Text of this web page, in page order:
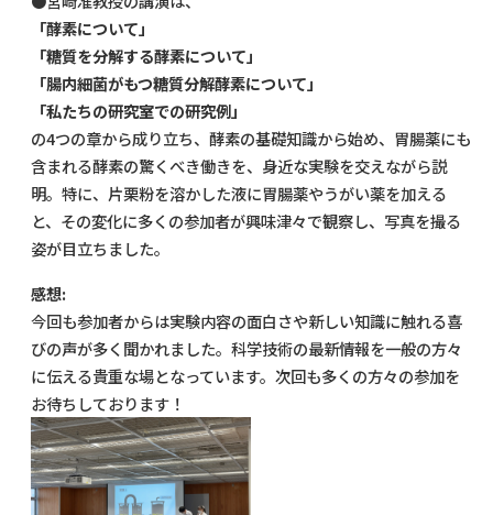
「酵素について」
「糖質を分解する酵素について」
「腸内細菌がもつ糖質分解酵素について」
「私たちの研究室での研究例」
の4つの章から成り立ち、酵素の基礎知識から始め、胃腸薬にも
含まれる酵素の驚くべき働きを、身近な実験を交えながら説
明。特に、片栗粉を溶かした液に胃腸薬やうがい薬を加える
と、その変化に多くの参加者が興味津々で観察し、写真を撮る
姿が目立ちました。
感想:
今回も参加者からは実験内容の面白さや新しい知識に触れる喜
びの声が多く聞かれました。科学技術の最新情報を一般の方々
に伝える貴重な場となっています。次回も多くの方々の参加を
お待ちしております！